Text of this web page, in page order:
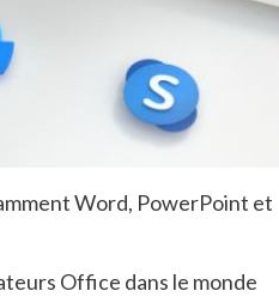
Word, PowerPoint et
Office dans le monde